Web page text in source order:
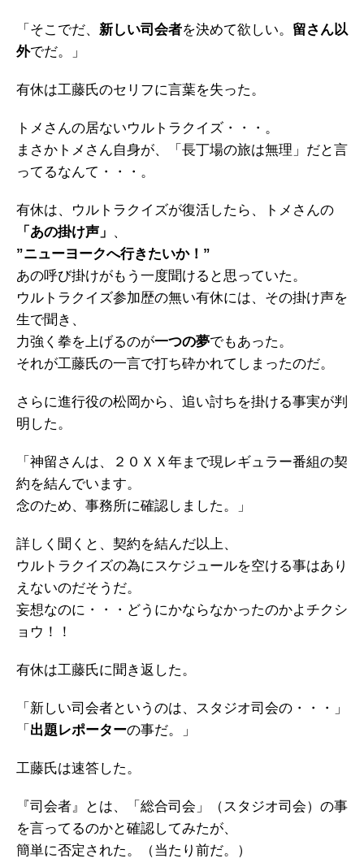
「そこでだ、 新しい司会者を決めて欲しい。 留さん以
外でだ。」
有休は工藤氏のセリフに言葉を失った。
トメさんの居ないウルトラクイズ・・・。
まさかトメさん自身が、「長丁場の旅は無理」だと言
ってるなんて・・・。
有休は、ウルトラクイズが復活したら、トメさんの
「あの掛け声」 、
”ニューヨークへ行きたいか！”
あの呼び掛けがもう一度聞けると思っていた。
ウルトラクイズ参加歴の無い有休には、その掛け声を
生で聞き、
力強く拳を上げるのが一つの夢でもあった。
それが工藤氏の一言で打ち砕かれてしまったのだ。
さらに進行役の松岡から、追い討ちを掛ける事実が判
明した。
「神留さんは、２０ＸＸ年まで現レギュラー番組の契
約を結んでいます。
念のため、事務所に確認しました。」
詳しく聞くと、契約を結んだ以上、
ウルトラクイズの為にスケジュールを空ける事はあり
えないのだそうだ。
妄想なのに・・・どうにかならなかったのかよチクシ
ョウ！！
有休は工藤氏に聞き返した。
「新しい司会者というのは、スタジオ司会の・・・」
「 出題レポーターの事だ。」
工藤氏は速答した。
『司会者』とは、「総合司会」（スタジオ司会）の事
を言ってるのかと確認してみたが、
簡単に否定された。（当たり前だ。）